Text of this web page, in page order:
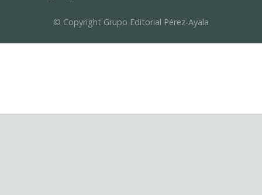
© Copyright Grupo Editorial Pérez-Ayala